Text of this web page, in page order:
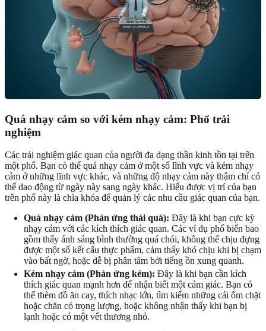
Quá nhạy cảm so với kém nhạy cảm: Phổ trải
nghiệm
Các trải nghiệm giác quan của người đa dạng thần kinh tồn tại trên
một phổ. Bạn có thể quá nhạy cảm ở một số lĩnh vực và kém nhạy
cảm ở những lĩnh vực khác, và những độ nhạy cảm này thậm chí có
thể dao động từ ngày này sang ngày khác. Hiểu được vị trí của bạn
trên phổ này là chìa khóa để quản lý các nhu cầu giác quan của bạn.
Quá nhạy cảm (Phản ứng thái quá): Đây là khi bạn cực kỳ
nhạy cảm với các kích thích giác quan. Các ví dụ phổ biến bao
gồm thấy ánh sáng bình thường quá chói, không thể chịu đựng
được một số kết cấu thực phẩm, cảm thấy khó chịu khi bị chạm
vào bất ngờ, hoặc dễ bị phân tâm bởi tiếng ồn xung quanh.
Kém nhạy cảm (Phản ứng kém): Đây là khi bạn cần kích
thích giác quan mạnh hơn để nhận biết một cảm giác. Bạn có
thể thèm đồ ăn cay, thích nhạc lớn, tìm kiếm những cái ôm chặt
hoặc chăn có trọng lượng, hoặc không nhận thấy khi bạn bị
lạnh hoặc có một vết thương nhỏ.